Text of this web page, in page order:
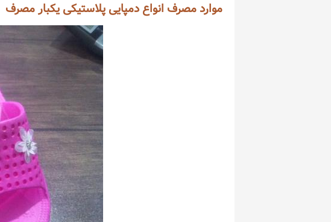
موارد مصرف انواع دمپایی پلاستیکی یکبار مصرف